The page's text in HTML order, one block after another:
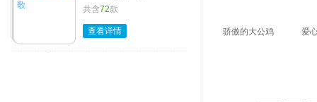
共含72款
查看详情 骄傲的大公鸡 爱